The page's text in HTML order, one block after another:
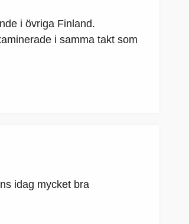
i övriga Finland.
i samma takt som
idag mycket bra